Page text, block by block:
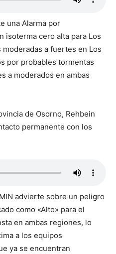
una Alarma por
isoterma cero alta para Los
a fuertes en Los
por probables tormentas
a moderados en ambas
de Osorno, Rehbein
permanente con los
advierte sobre un peligro
como «Alto» para el
en ambas regiones, lo
a los equipos
ya se encuentran